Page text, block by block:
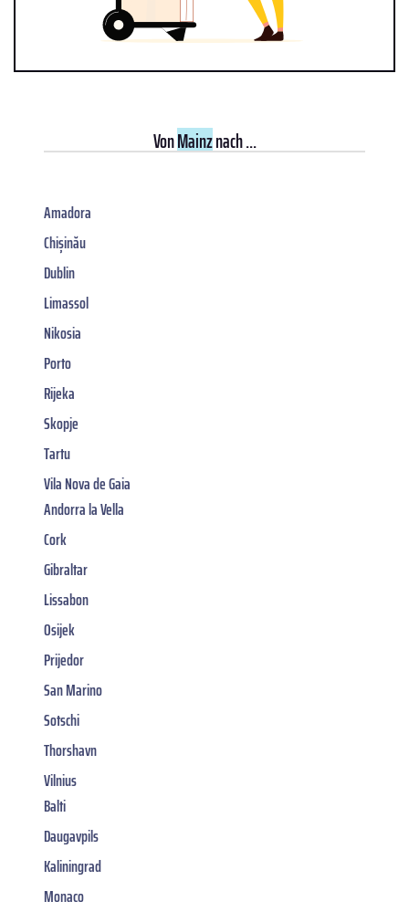
VonMainznach ...
Amadora
Chișinău
Dublin
Limassol
Nikosia
Porto
Rijeka
Skopje
Tartu
Vila Nova de Gaia
Andorra la Vella
Cork
Gibraltar
Lissabon
Osijek
Prijedor
San Marino
Sotschi
Thorshavn
Vilnius
Balti
Daugavpils
Kaliningrad
Monaco